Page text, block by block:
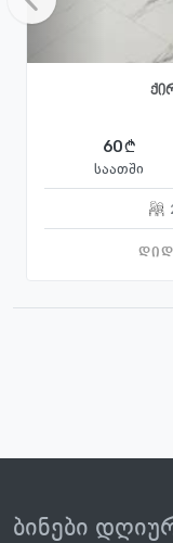
60
საათში
ბინები